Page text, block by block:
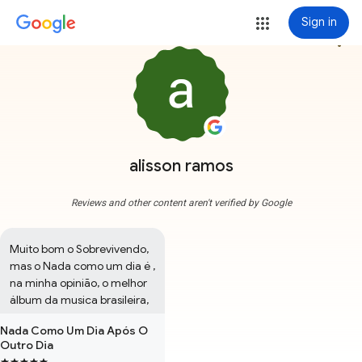
Sign in
alisson ramos
more_vert
Reviews and other content aren't verified by Google
Muito bom o Sobrevivendo,
mas o Nada como um dia é ,
na minha opinião, o melhor
álbum da musica brasileira,
Nada Como Um Dia Após O
Outro Dia